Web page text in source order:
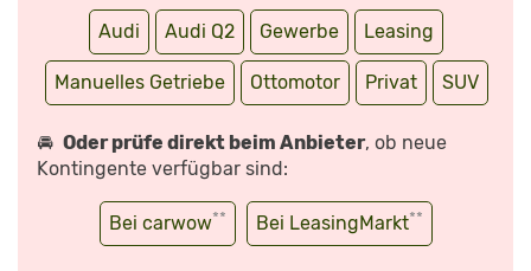
Audi Audi Q2 Gewerbe Leasing
Manuelles Getriebe Ottomotor Privat SUV
🚘 Oder prüfe direkt beim Anbieter, ob neue
Kontingente verfügbar sind:
Bei carwow** Bei LeasingMarkt**